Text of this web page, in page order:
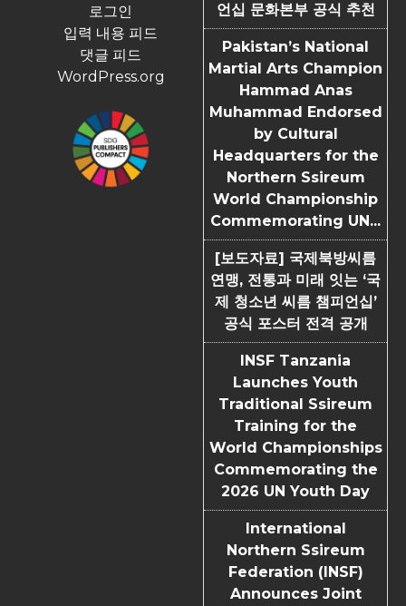
로그인
입력 내용 피드
댓글 피드
WordPress.org
언십 문화본부 공식 추천
Pakistan’s National
Martial Arts Champion
Hammad Anas
Muhammad Endorsed
by Cultural
Headquarters for the
Northern Ssireum
World Championship
Commemorating UN...
[보도자료] 국제북방씨름
연맹, 전통과 미래 잇는 ‘국
제 청소년 씨름 챔피언십’
공식 포스터 전격 공개
INSF Tanzania
Launches Youth
Traditional Ssireum
Training for the
World Championships
Commemorating the
2026 UN Youth Day
International
Northern Ssireum
Federation (INSF)
Announces Joint